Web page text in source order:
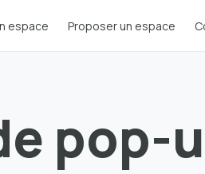
espace Proposer un espace
pop-